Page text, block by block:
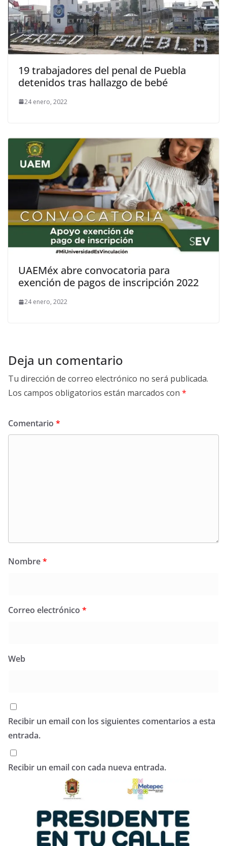
19 trabajadores del penal de Puebla
detenidos tras hallazgo de bebé
24 enero, 2022
UAEMéx abre convocatoria para
exención de pagos de inscripción 2022
24 enero, 2022
Deja un comentario
Tu dirección de correo electrónico no será publicada.
Los campos obligatorios están marcados con *
Comentario *
Nombre*
Correo electrónico *
Web
Recibir un email con los siguientes comentarios a esta
entrada.
Recibir un email con cada nueva entrada.